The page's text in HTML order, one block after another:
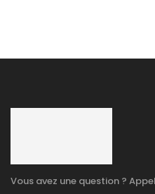
Vous avez une question ?